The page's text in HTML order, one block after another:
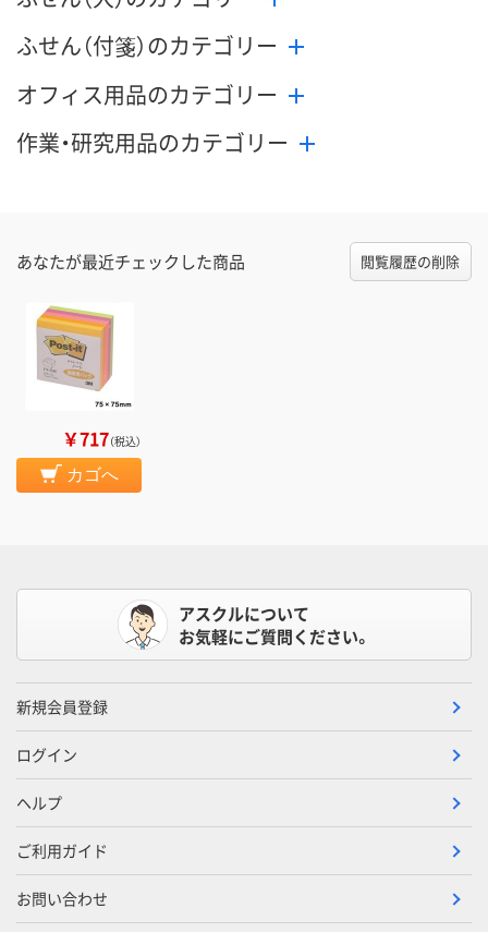
ふせん（付箋）のカテゴリー
オフィス用品のカテゴリー
作業・研究用品のカテゴリー
あなたが最近チェックした商品 閲覧履歴の削除
￥717（税込）
カゴへ
アスクルについて
お気軽にご質問ください。
新規会員登録
ログイン
ヘルプ
ご利用ガイド
お問い合わせ